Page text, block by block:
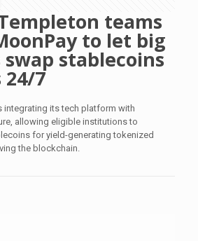
teams
to let big
stablecoins
7
integrating its tech platform with
allowing eligible institutions to
for yield-generating tokenized
the blockchain.